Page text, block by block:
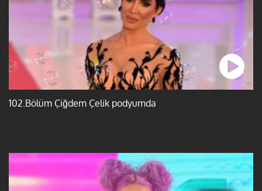
102.Bölüm Çiğdem Çelik podyumda